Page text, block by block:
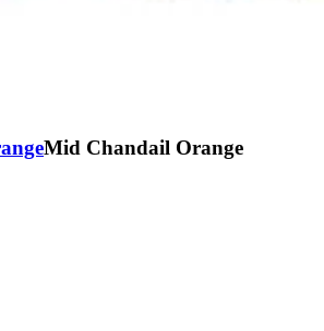
Mid Chandail Orange